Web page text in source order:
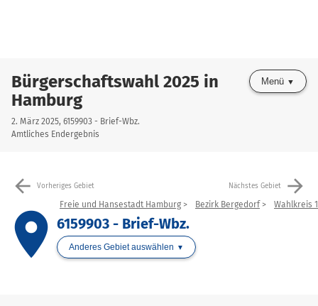
Bürgerschaftswahl 2025 in
Hamburg
2. März 2025, 6159903 - Brief-Wbz.
Amtliches Endergebnis
Menü
arrow_back Vorheriges Gebiet Nächstes Gebiet arrow_forward
place
Freie und Hansestadt Hamburg Bezirk Bergedorf Wahlkreis
6159903 - Brief-Wbz.
Anderes Gebiet auswählen